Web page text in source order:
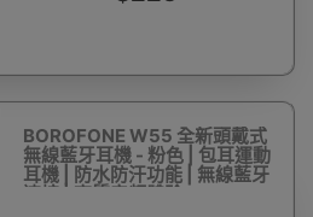
BOROFONE W55 全新頭戴式
無線藍牙耳機 - 粉色 | 包耳運動
耳機 | 防水防汗功能 | 無線藍牙
連接 | 高質音頻體驗